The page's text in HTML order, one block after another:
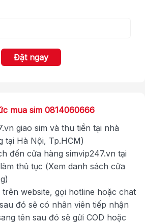
Đặt ngay
mua sim 0814060666
giao sim và thu tiền tại nhà
tại Hà Nội, Tp.HCM)
đến cửa hàng simvip247.vn tại
thủ tục (Xem danh sách cửa
website, gọi hotline hoặc chat
đó sẽ có nhân viên tiếp nhận
tên sau đó sẽ gửi COD hoặc